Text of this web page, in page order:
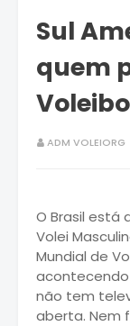
Sul
quem
ADM VOLEIORG
O Brasil está
Volei
Mundial de
acontecendo
não tem
aberta. Nem